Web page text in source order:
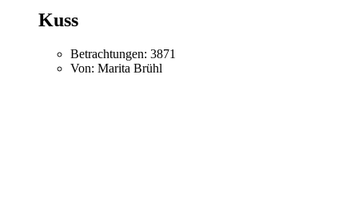
Kuss
Betrachtungen: 3871
Von: Marita Brühl